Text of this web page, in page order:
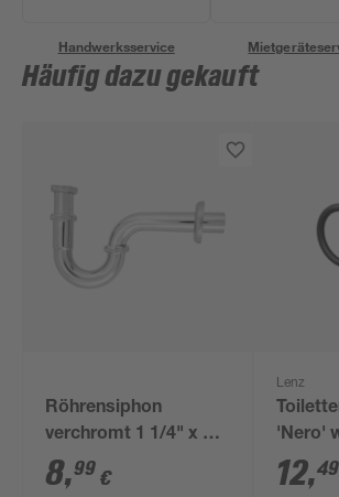
Handwerksservice
Häufig dazu gekauft
Röhrensiphon
verchromt 1 1/4" x 32
mm
8,99 €
Lenz
'Nero'
schwarz
12,49